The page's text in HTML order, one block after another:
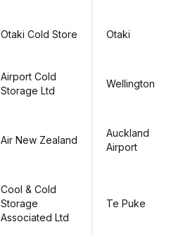
Otaki Cold Store Otaki
Airport Cold
Storage Ltd
Wellington
Air New Zealand
Auckland
Airport
Cool & Cold
Storage
Associated Ltd
Te Puke